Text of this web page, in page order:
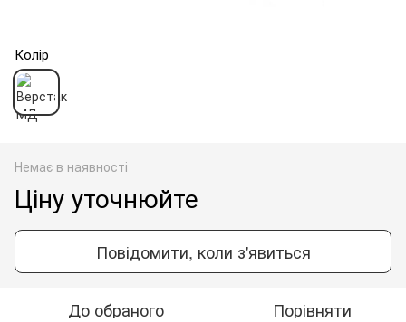
Колір
Немає в наявності
Ціну уточнюйте
Повідомити, коли з'явиться
До обраного Порівняти